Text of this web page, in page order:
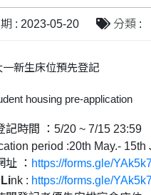
: 2023-05-20 分類 :
一新生床位預先登記
housing pre-application
記時間 ： 5/20 ~ 7/15 23:59
period :20th May.- 15th
址 ： https://forms.gle/
Link : https://forms.gle/